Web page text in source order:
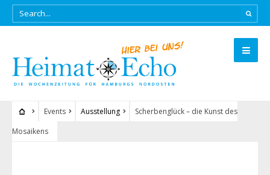
Events Ausstellung
Scherbenglück – die Kunst des
Mosaikens